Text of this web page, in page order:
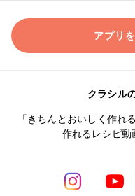
アプリ
クラシル
「きちんとおいしく作れ
作れるレシピ動